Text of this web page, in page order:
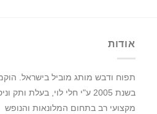
אודות
תפוח ודבש מותג מוביל בישראל.
בשנת 2005 ע"י חלי לוי, בעלת ותק
מקצועי רב בתחום המלונאות והנופש